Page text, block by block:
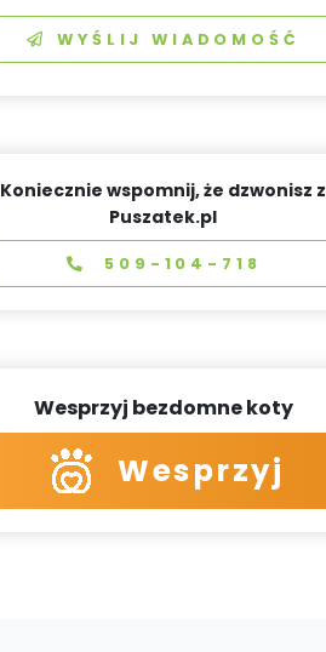
WYŚLIJ WIADOMOŚĆ
Koniecznie wspomnij, że dzwonisz z
Puszatek.pl
509-104-718
Wesprzyj bezdomne koty
Wesprzyj